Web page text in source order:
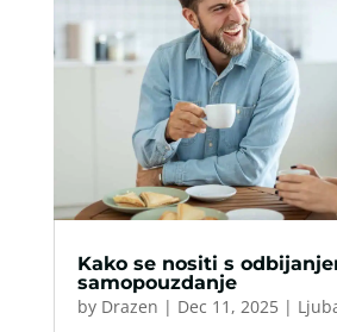
Kako se nositi s
samopouzdanje
by Drazen | Dec 11, 2025|